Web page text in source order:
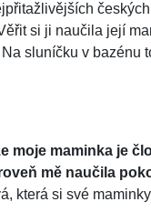
si ji naučila její
sluníčku v bazénu
moje maminka je
mě naučila
která si své